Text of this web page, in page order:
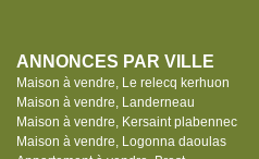
ANNONCES PAR VILLE
Maison à vendre, Le relecq kerhuon
Maison à vendre, Landerneau
Maison à vendre, Kersaint plabennec
Maison à vendre, Logonna daoulas